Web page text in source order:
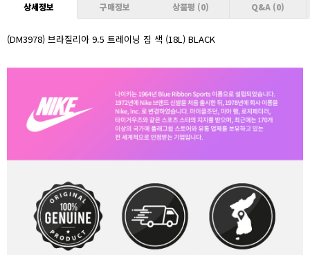
골드
24,056원 (추가할인 3% / 추가적립 2%)
24,056원 (추가할인 3% / 추가적립 3%)
VVIP
23,808원 (추가할인 4% / 추가적립 3%)
상세정보 구매정보 상품평 (0) Q&A (0)
(DM3978) 브라질리아 9.5 트레이닝 짐 색 (18L) BLACK